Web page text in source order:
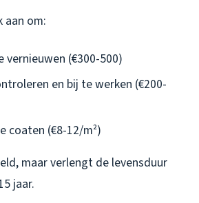
aan om:
(€300-500)
en bij te werken (€200-
coaten (€8-12/m²)
maar verlengt de levensduur
jaar.